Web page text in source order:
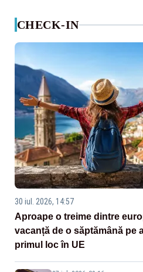
CHECK-IN
30 iul. 2026, 14:57
Aproape o treime dintre
vacanță de o săptămână pe
primul loc în UE